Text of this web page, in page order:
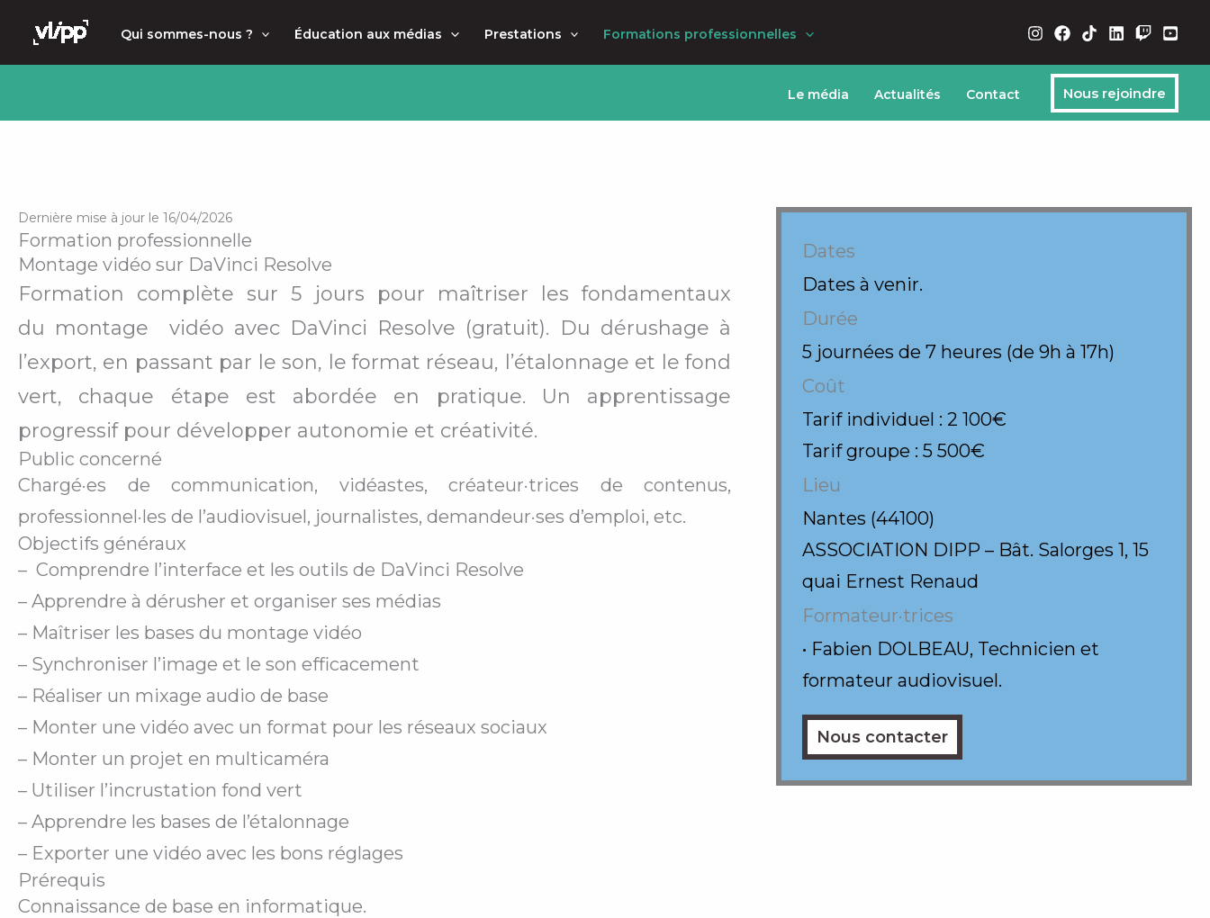
principal
Qui sommes-nous ? Éducation aux médias Prestations Formations professionnelles
Le média Actualités Contact Nous rejoindre
Dernière mise à jour le 16/04/2026
Formation professionnelle
Montage vidéo sur DaVinci Resolve
Formation complète sur 5 jours pour maîtriser les fondamentaux
du montage vidéo avec DaVinci Resolve (gratuit). Du dérushage à
l’export, en passant par le son, le format réseau, l’étalonnage et le fond
vert, chaque étape est abordée en pratique. Un apprentissage
progressif pour développer autonomie et créativité.
Public concerné
Chargé·es de communication, vidéastes, créateur·trices de contenus,
professionnel·les de l’audiovisuel, journalistes, demandeur·ses d’emploi, etc.
Objectifs généraux
– Comprendre l’interface et les outils de DaVinci Resolve
– Apprendre à dérusher et organiser ses médias
– Maîtriser les bases du montage vidéo
– Synchroniser l’image et le son efficacement
– Réaliser un mixage audio de base
– Monter une vidéo avec un format pour les réseaux sociaux
– Monter un projet en multicaméra
– Utiliser l’incrustation fond vert
– Apprendre les bases de l’étalonnage
– Exporter une vidéo avec les bons réglages
Prérequis
Connaissance de base en informatique.
Dates
Dates à venir.
Durée
5 journées de 7 heures (de 9h à 17h)
Coût
Tarif individuel : 2 100€
Tarif groupe : 5 500€
Lieu
Nantes (44100)
ASSOCIATION DIPP – Bât. Salorges 1, 15
quai Ernest Renaud
Formateur·trices
• Fabien DOLBEAU, Technicien et
formateur audiovisuel.
Nous contacter